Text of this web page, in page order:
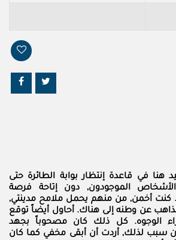
هنا في قاعدة إنتظار بوابة الطائرة حتى
الموجودون, دون إتاحة فرصة
كنت أخمن, من منهم يحمل ملامح مدينتي,
عن وطنه إلى هناك. أحاول أيضاً توقع
الوجوه. كل ذلك كان مصحوباً بجهد
سبب لذلك, أردت أن أبقى مخفي كما كان